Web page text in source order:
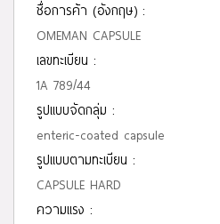
ชื่อการค้า (อังกฤษ) :
OMEMAN CAPSULE
เลขทะเบียน :
1A 789/44
รูปแบบจัดกลุ่ม :
enteric-coated capsule
รูปแบบตามทะเบียน :
CAPSULE HARD
ความแรง :